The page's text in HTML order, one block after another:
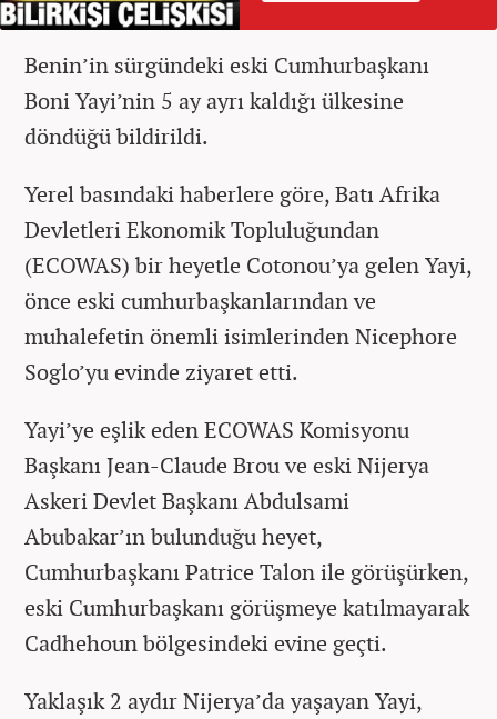
Benin’in sürgündeki eski Cumhurbaşkanı
Boni Yayi’nin 5 ay ayrı kaldığı ülkesine
döndüğü bildirildi.
Yerel basındaki haberlere göre, Batı Afrika
Devletleri Ekonomik Topluluğundan
(ECOWAS) bir heyetle Cotonou’ya gelen Yayi,
önce eski cumhurbaşkanlarından ve
muhalefetin önemli isimlerinden Nicephore
Soglo’yu evinde ziyaret etti.
Yayi’ye eşlik eden ECOWAS Komisyonu
Başkanı Jean-Claude Brou ve eski Nijerya
Askeri Devlet Başkanı Abdulsami
Abubakar’ın bulunduğu heyet,
Cumhurbaşkanı Patrice Talon ile görüşürken,
eski Cumhurbaşkanı görüşmeye katılmayarak
Cadhehoun bölgesindeki evine geçti.
Yaklaşık 2 aydır Nijerya’da yaşayan Yayi,